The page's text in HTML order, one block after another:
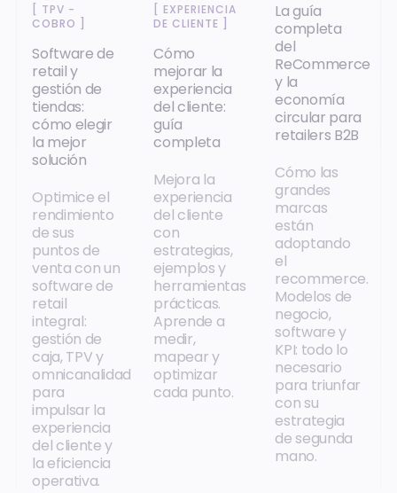
TPV -
COBRO
Software de
retail y
gestión de
tiendas:
cómo elegir
la mejor
solución
Optimice el
rendimiento
de sus
puntos de
venta con un
software de
retail
integral:
gestión de
caja, TPV y
omnicanalidad
para
impulsar la
experiencia
del cliente y
la eficiencia
operativa.
[EXPERIENCIA
DE CLIENTE
Cómo
mejorar la
experiencia
del cliente:
guía
completa
Mejora la
experiencia
del cliente
con
estrategias,
ejemplos y
herramientas
prácticas.
Aprende a
medir,
mapear y
optimizar
cada punto.
La guía
completa
del
ReCommerce
y la
economía
circular para
retailers B2B
Cómo las
grandes
marcas
están
adoptando
el
recommerce.
Modelos de
negocio,
software y
KPI: todo lo
necesario
para triunfar
con su
estrategia
de segunda
mano.